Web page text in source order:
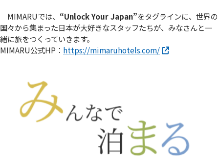
MIMARUでは、 “Unlock Your Japan”をタグラインに、世界の
国々から集まった日本が大好きなスタッフたちが、みなさんと一
緒に旅をつくっていきます。
MIMARU公式HP： https://mimaruhotels.com/